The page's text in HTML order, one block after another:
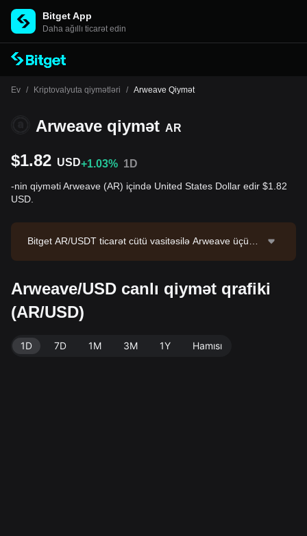
Bitget App
Daha ağıllı ticarət edin
Ev / Kriptovalyuta qiymətləri / Arweave Qiymət
Arweave qiymət AR
$1.82 USD+1.03% 1D
-nin qiyməti Arweave (AR) içində United States Dollar edir $1.82
USD.
Bitget AR/USDT ticarət cütü vasitəsilə Arweave üçün s
ktivinin bazar kapitallaşması $119,369,826.53, dövriyy
ədəki təklifi isə 65.65M AR-dir. Məlumat mənbəyi: Bitg
et Birjası. Son yenilənmə: 2026-08-10 09:29:11.
Arweave/USD canlı qiymət qrafiki
(AR/USD)
1D 7D 1M 3M 1Y Hamısı